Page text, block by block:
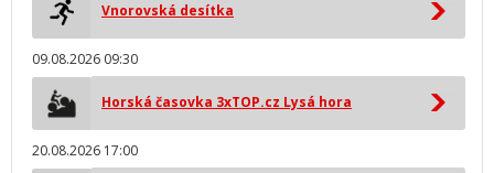
Vnorovská desítka
09.08.2026 09:30
Horská časovka 3xTOP.cz Lysá hora
20.08.2026 17:00